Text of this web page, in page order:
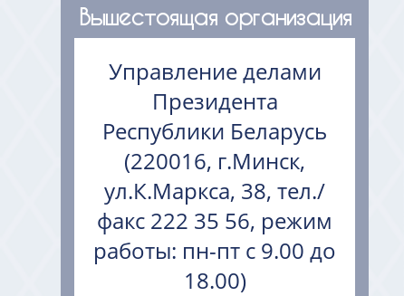
Вышестоящая организация
Управление делами
Президента
Республики Беларусь
(220016, г.Минск,
ул.К.Маркса, 38, тел./
факс 222 35 56, режим
работы: пн-пт с 9.00 до
18.00)